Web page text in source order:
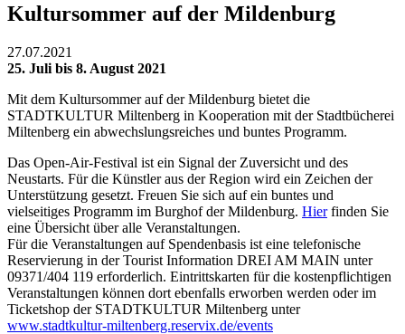
Kultursommer auf der Mildenburg
27.07.2021
25. Juli bis 8. August 2021
Mit dem Kultursommer auf der Mildenburg bietet die
STADTKULTUR Miltenberg in Kooperation mit der Stadtbücherei
Miltenberg ein abwechslungsreiches und buntes Programm.
Das Open-Air-Festival ist ein Signal der Zuversicht und des
Neustarts. Für die Künstler aus der Region wird ein Zeichen der
Unterstützung gesetzt. Freuen Sie sich auf ein buntes und
vielseitiges Programm im Burghof der Mildenburg. Hierfinden Sie
eine Übersicht über alle Veranstaltungen.
Für die Veranstaltungen auf Spendenbasis ist eine telefonische
Reservierung in der Tourist Information DREI AM MAIN unter
09371/404 119 erforderlich. Eintrittskarten für die kostenpflichtigen
Veranstaltungen können dort ebenfalls erworben werden oder im
Ticketshop der STADTKULTUR Miltenberg unter
www.stadtkultur-miltenberg.reservix.de/events